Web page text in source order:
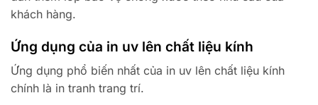
khách hàng.
Ứng dụng của in uv lên chất liệu kính
Ứng dụng phổ biến nhất của in uv lên chất liệu kính
chính là in tranh trang trí.